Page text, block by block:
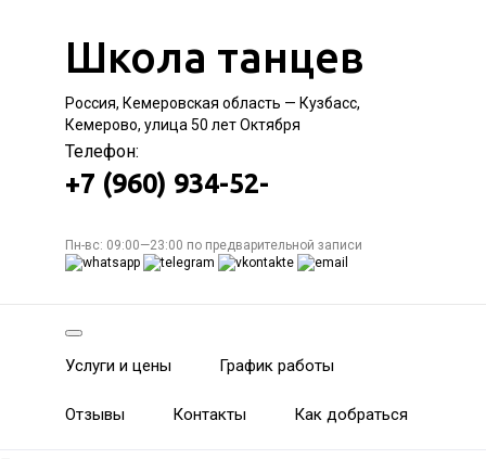
Школа танцев
Россия, Кемеровская область — Кузбасс,
Кемерово, улица 50 лет Октября
Телефон:
+7 (960) 934-52-
Пн-вс: 09:00—23:00 по предварительной записи
Услуги и цены График работы
Отзывы Контакты Как добраться